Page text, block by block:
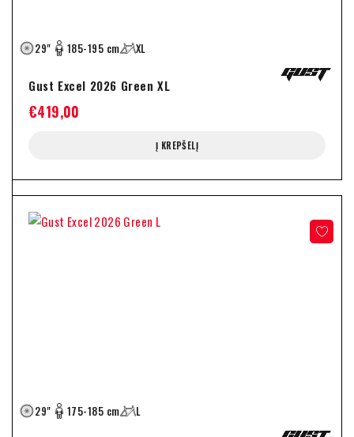
29" 185-195 cm XL
Gust Excel 2026 Green XL
€419,00
Į KREPŠELĮ
29" 175-185 cm L